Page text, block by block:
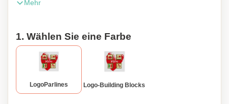
sind endlos. In der Mitte der Grußkarte befinden sich vier
(z.B. ! ? & @) oder einem Symbol wie einem Smiley-
Gesicht, Herzen, Rentier oder Weihnachtsbaum einfügen
können. Die Wahl liegt ganz bei Ihnen!
Mehr
1. Wählen Sie eine Farbe
LogoParlines Logo-Building Blocks